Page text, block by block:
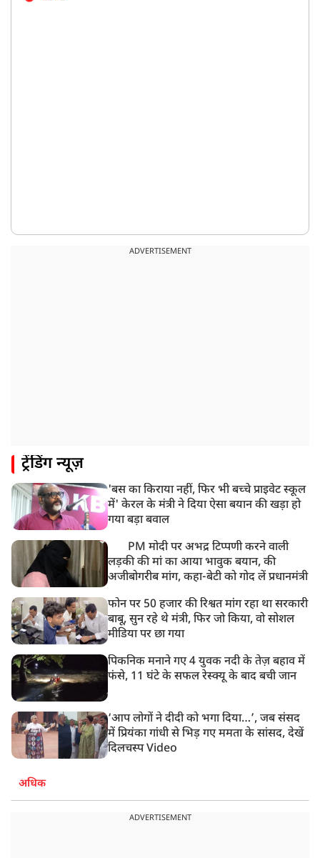
ADVERTISEMENT
ट्रेंडिंग न्यूज़
'बस का किराया नहीं, फिर भी बच्चे प्राइवेट स्कूल
में' केरल के मंत्री ने दिया ऐसा बयान की खड़ा हो
गया बड़ा बवाल
PM मोदी पर अभद्र टिप्पणी करने वाली
लड़की की मां का आया भावुक बयान, की
अजीबोगरीब मांग, कहा-बेटी को गोद लें प्रधानमंत्री
फोन पर 50 हजार की रिश्वत मांग रहा था सरकारी
बाबू, सुन रहे थे मंत्री, फिर जो किया, वो सोशल
मीडिया पर छा गया
पिकनिक मनाने गए 4 युवक नदी के तेज़ बहाव में
फंसे, 11 घंटे के सफल रेस्क्यू के बाद बची जान
‘आप लोगों ने दीदी को भगा दिया…’, जब संसद
में प्रियंका गांधी से भिड़ गए ममता के सांसद, देखें
दिलचस्प Video
अधिक
ADVERTISEMENT